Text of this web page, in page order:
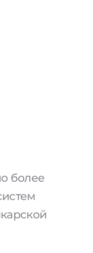
более